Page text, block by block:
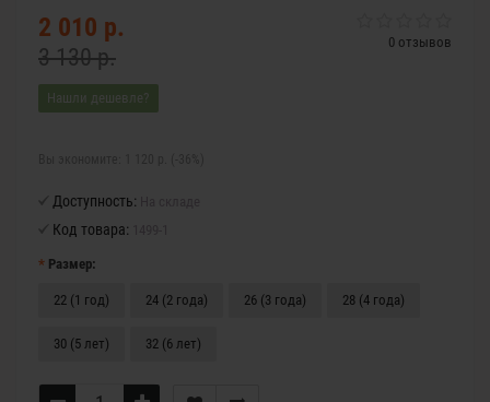
0 отзывов
2 010 р.
3 130 р.
Нашли дешевле?
Доступность:
Код товара:
Размер:
22 (1 год) 24 (2 года) 26 (3 года) 28 (4 года)
30 (5 лет) 32 (6 лет)